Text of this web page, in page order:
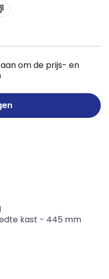
om de prijs- en
kast - 445 mm